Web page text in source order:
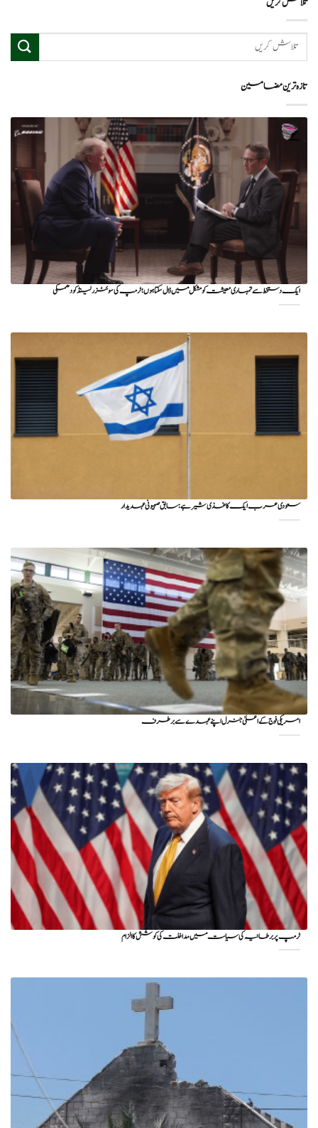
تازہ ترین مضامین
ایک دستخط سے تمہاری معیشت کو مشکل میں ڈال سکتا ہوں؛ ٹرمپ کی سوئٹزرلینڈ کو دھمکی
سعودی عرب ایک کاغذی شیر ہے: سابق صہیونی عہدیدار
امریکی فوج کے اعلیٰ جنرل اپنے عہدے سے برطرف
ٹرمپ پر برطانیہ کی سیاست میں مداخلت کی کوشش کا الزام